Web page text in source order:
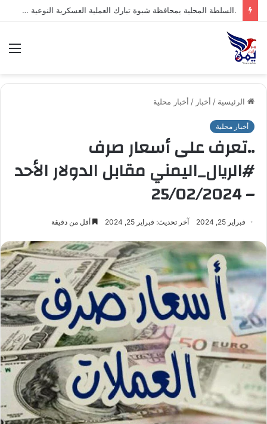
.السلطة المحلية بمحافظة شبوة تبارك العملية العسكرية النوعية للقوات المسلحة اليمنية ضد تحشيدات العدو السعودي
الرئيسية / أخبار / أخبار محلية
أخبار محلية
..تعرف على أسعار صرف
#الريال_اليمني مقابل الدولار الأحد
– 25/02/2024
فبراير 25, 2024 آخر تحديث: فبراير 25, 2024 أقل من دقيقة